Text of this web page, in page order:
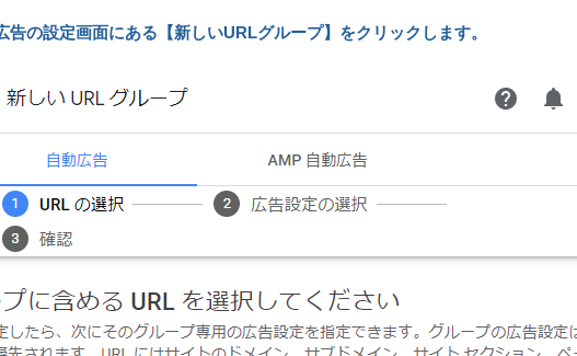
告の設定画面にある【新しいURLグループ】をクリックします。